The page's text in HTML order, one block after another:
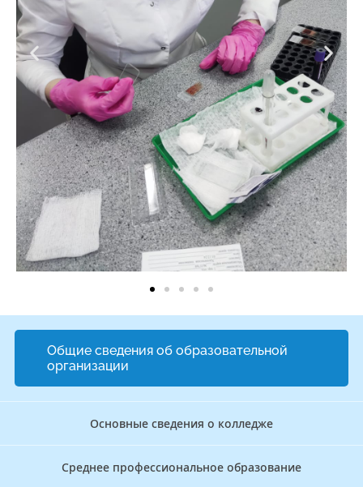
Общие сведения об образовательной
организации
Основные сведения о колледже
Среднее профессиональное образование